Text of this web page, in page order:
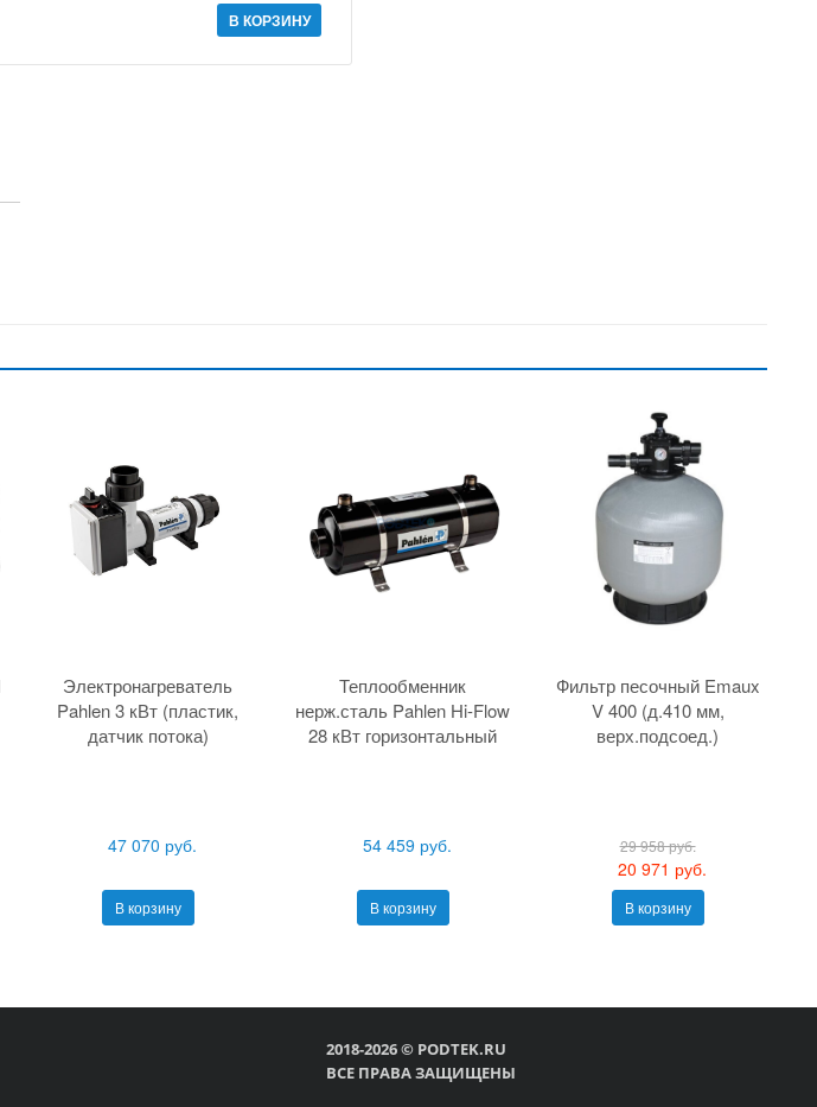
В КОРЗИНУ
Электронагреватель
Pahlen 3 кВт (пластик,
датчик потока)
47 070 руб.
В корзину
Теплообменник
нерж.сталь Pahlen Hi-Flow
28 кВт горизонтальный
54 459 руб.
В корзину
Фильтр песочный Emaux
V 400 (д.410 мм,
верх.подсоед.)
29 958 руб.
20 971 руб.
В корзину
2018-2026 © PODTEK.RU
ВСЕ ПРАВА ЗАЩИЩЕНЫ